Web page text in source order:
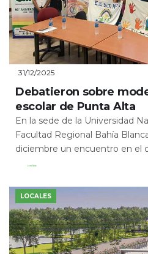
31/12/2025
Debatieron sobre
escolar de Punta Alta
En la sede de la Universidad
Facultad Regional Bahía
diciembre un encuentro en el
Leer Más
LOCALES